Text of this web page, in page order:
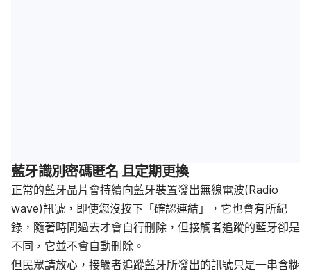
藍牙識別密碼匿名 且定期更換
正常的藍牙晶片會持續向藍牙裝置發出無線電波(Radio
wave)訊號，即使您沒按下「確認連結」，它也會有所紀
錄，隨著時間過去才會自行刪除，但接觸者追蹤的藍牙卻是
不同，它並不會自動刪除。
但民眾請放心，接觸者追蹤藍牙所發出的訊號只是一串含糊